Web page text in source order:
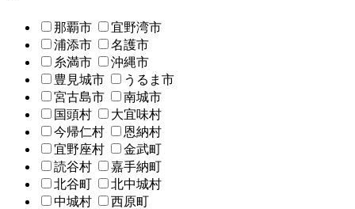
那覇市
宜野湾市
浦添市
名護市
糸満市
沖縄市
豊見城市
うるま市
宮古島市
南城市
国頭村
大宜味村
今帰仁村
恩納村
宜野座村
金武町
読谷村
嘉手納町
北谷町
北中城村
中城村
西原町